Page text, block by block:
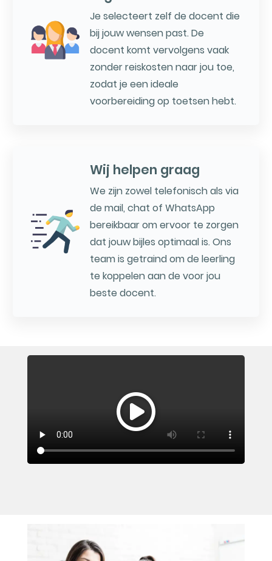
Je selecteert zelf de docent die
bij jouw wensen past. De
docent komt vervolgens vaak
zonder reiskosten naar jou toe,
zodat je een ideale
voorbereiding op toetsen hebt.
Wij helpen graag
We zijn zowel telefonisch als via
de mail, chat of WhatsApp
bereikbaar om ervoor te zorgen
dat jouw bijles optimaal is. Ons
team is getraind om de leerling
te koppelen aan de voor jou
beste docent.